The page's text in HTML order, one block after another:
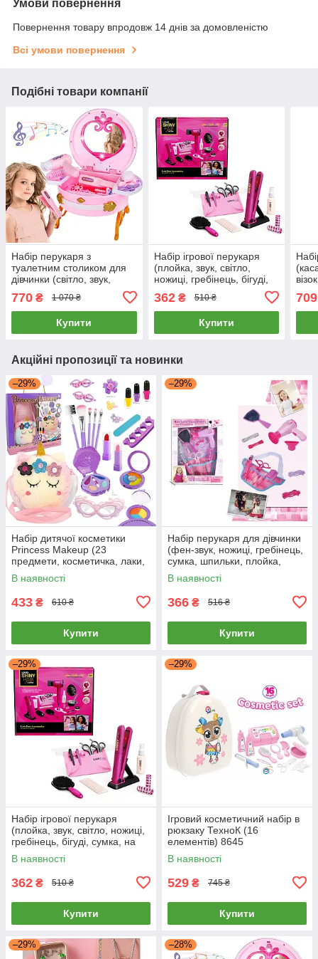
Умови повернення
Повернення товару впродовж 14 днів за домовленістю
Всі умови повернення
Подібні товари компанії
Набір перукаря з
туалетним столиком для
дівчинки (світло, звук,
дзеркало, фен, аксесуари)
0807-36
770 ₴ 1 070 ₴
Купити
Набір ігрової перукаря
(плойка, звук, світло,
ножиці, гребінець, бігуді,
626031
362₴ 510 ₴
Купити
709
Акційні пропозиції та новинки
–29%
Набір дитячої косметики
Princess Makeup (23
предмети, косметичка, лаки,
тіні, помади, пензлики,
брошка) G541714-SR24109
В наявності
433 ₴ 610 ₴
Купити
–29%
Набір перукаря для дівчинки
(фен-звук, ножиці, гребінець,
сумка, шпильки, плойка,
стрічки) BE2303
В наявності
366 ₴ 516 ₴
Купити
–29%
Набір ігрової перукаря
(плойка, звук, світло, ножиці,
гребінець, бігуді, сумка, на
батарейці) 626031
В наявності
362 ₴ 510 ₴
Купити
–29%
Ігровий косметичний набір в
рюкзаку ТехноК (16
елементів) 8645
В наявності
529 ₴ 745 ₴
Купити
–29% –28%